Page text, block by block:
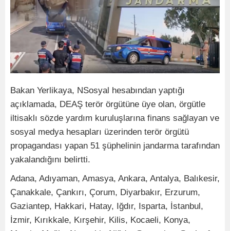
Bakan Yerlikaya, NSosyal hesabından yaptığı
açıklamada, DEAŞ terör örgütüne üye olan, örgütle
iltisaklı sözde yardım kuruluşlarına finans sağlayan ve
sosyal medya hesapları üzerinden terör örgütü
propagandası yapan 51 şüphelinin jandarma tarafından
yakalandığını belirtti.
Adana, Adıyaman, Amasya, Ankara, Antalya, Balıkesir,
Çanakkale, Çankırı, Çorum, Diyarbakır, Erzurum,
Gaziantep, Hakkari, Hatay, Iğdır, Isparta, İstanbul,
İzmir, Kırıkkale, Kırşehir, Kilis, Kocaeli, Konya,